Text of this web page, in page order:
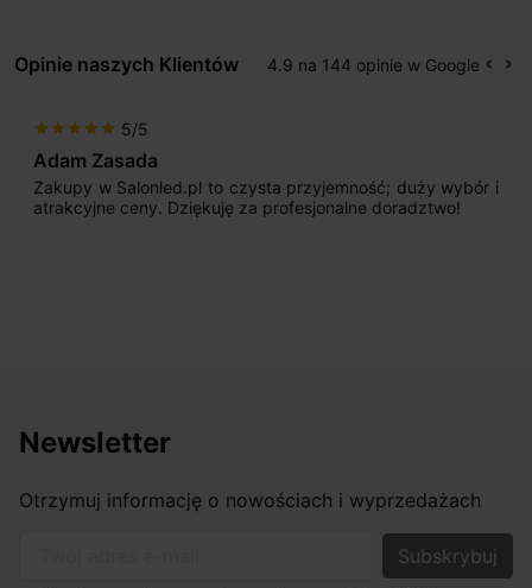
Opinie naszych Klientów 4.9 na 144 opinie w Google keyboard_arrow_left keyboard_arrow_right
star star star star star 5/5
Adam Zasada
Zakupy w Salonled.pl to czysta przyjemność; duży wybór i
atrakcyjne ceny. Dziękuję za profesjonalne doradztwo!
Newsletter
Otrzymuj informację o nowościach i wyprzedażach